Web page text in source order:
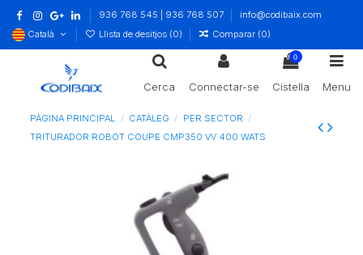
936 768 545 | 936 768 507
info@codibaix.com
Català
Llista de desitjos (0) Comparar (0)
Cerca Connectar-se
0
Cistella Menu
PÀGINA PRINCIPAL CATÀLEG
PER SECTOR
TRITURADOR ROBOT COUPE CMP350 VV 400 WATS